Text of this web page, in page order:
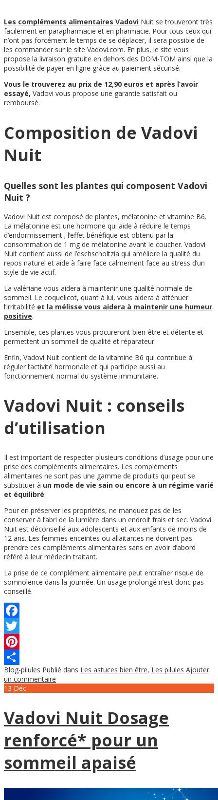
Les compléments alimentaires Vadovi Nuit se trouveront très
facilement en parapharmacie et en pharmacie. Pour tous ceux qui
n’ont pas forcément le temps de se déplacer, il sera possible de
les commander sur le site Vadovi.com. En plus, le site vous
propose la livraison gratuite en dehors des DOM-TOM ainsi que la
possibilité de payer en ligne grâce au paiement sécurisé.
Vous le trouverez au prix de 12,90 euros et après l’avoir
essayé, Vadovi vous propose une garantie satisfait ou
remboursé.
Composition de Vadovi
Nuit
Quelles sont les plantes qui composent Vadovi
Nuit ?
Vadovi Nuit est composé de plantes, mélatonine et vitamine B6.
La mélatonine est une hormone qui aide à réduire le temps
d’endormissement ; l’effet bénéfique est obtenu par la
consommation de 1 mg de mélatonine avant le coucher. Vadovi
Nuit contient aussi de l’eschscholtzia qui améliore la qualité du
repos naturel et aide à faire face calmement face au stress d’un
style de vie actif.
La valériane vous aidera à maintenir une qualité normale de
sommeil. Le coquelicot, quant à lui, vous aidera à atténuer
l’irritabilité et la mélisse vous aidera à maintenir une humeur
positive.
Ensemble, ces plantes vous procureront bien-être et détente et
permettent un sommeil de qualité et réparateur.
Enfin, Vadovi Nuit contient de la vitamine B6 qui contribue à
réguler l’activité hormonale et qui participe aussi au
fonctionnement normal du système immunitaire.
Vadovi Nuit : conseils
d’utilisation
Il est important de respecter plusieurs conditions d’usage pour une
prise des compléments alimentaires. Les compléments
alimentaires ne sont pas une gamme de produits qui peut se
substituer à un mode de vie sain ou encore à un régime varié
et équilibré.
Pour en préserver les propriétés, ne manquez pas de les
conserver à l’abri de la lumière dans un endroit frais et sec. Vadovi
Nuit est déconseillé aux adolescents et aux enfants de moins de
12 ans. Les femmes enceintes ou allaitantes ne doivent pas
prendre ces compléments alimentaires sans en avoir d’abord
référé à leur médecin traitant.
La prise de ce complément alimentaire peut entraîner risque de
somnolence dans la journée. Un usage prolongé n’est donc pas
conseillé.
Facebook
Twitter
Pinterest
Partager
Blog-pilules Publié dans Les astuces bien être, Les pilules Ajouter
un commentaire
13 Déc
Vadovi Nuit Dosage
renforcé* pour un
sommeil apaisé